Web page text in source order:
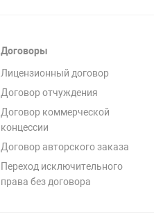
Договоры
Лицензионный договор
Договор отчуждения
Договор коммерческой
концессии
Договор авторского заказа
Переход исключительного
права без договора